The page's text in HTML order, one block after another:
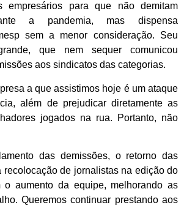
empresários para que não demitam
a pandemia, mas dispensa
sem a menor consideração. Seu
que nem sequer comunicou
aos sindicatos das categorias.
a que assistimos hoje é um ataque
além de prejudicar diretamente as
jogados na rua. Portanto, não
das demissões, o retorno das
recolocação de jornalistas na edição do
o aumento da equipe, melhorando as
Queremos continuar prestando aos